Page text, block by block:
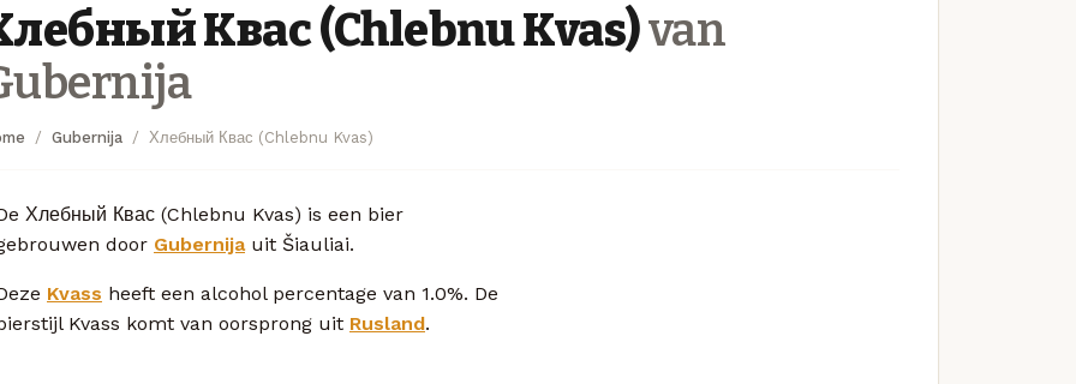
Квас (Chlebnu Kvas)van
Gubernija Хлебный Квас (Chlebnu Kvas)
Хлебный Квас (Chlebnu Kvas) is een bier
door Gubernijauit Šiauliai.
Kvass heeft een alcohol percentage van 1.0%. De
Kvass komt van oorsprong uit Rusland.